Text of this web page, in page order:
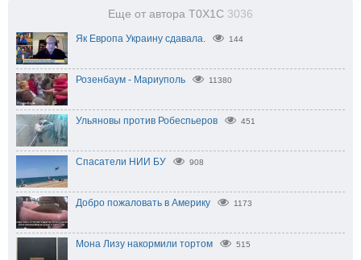
Еще от автора T0X1C 3036
Як Европа Украину сдавала. 144
Розенбаум - Мариуполь 11380
Ульяновы против Робеспьеров 451
Спасатели НИИ БУ 908
Добро пожаловать в Америку 1173
Мона Лизу накормили тортом 515